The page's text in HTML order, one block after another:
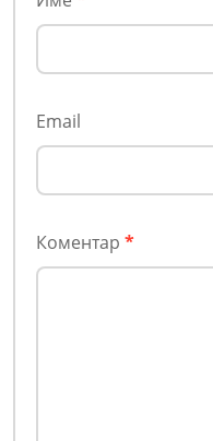
Email
Коментар *